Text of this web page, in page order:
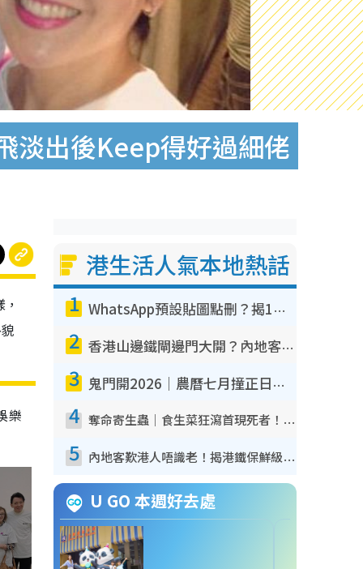
淡出後Keep得好過細佬
樂
港生活人氣本地熱話
1 WhatsApp預設貼圖點刪？揭1招「反向操作」還原簡潔介面 附3步實測教學
2 香港山邊鐵閘邊門大開？內地客困惑意義何在！網民神回覆：呢種叫法理性防禦
3 鬼門開2026｜農曆七月撞正日全食特別邪？專家警告切忌做一事！揭4大禁忌+2招保平安
4 奪命寄生蟲｜食生菜狂瀉首現死者！疫潮惡化錄1.8萬宗病例 揭洗菜3大謬誤
5 內地客歎港人唔識老！揭港鐵保鮮級冷氣 港人求放過：咪投訴
U GO 本週好去處